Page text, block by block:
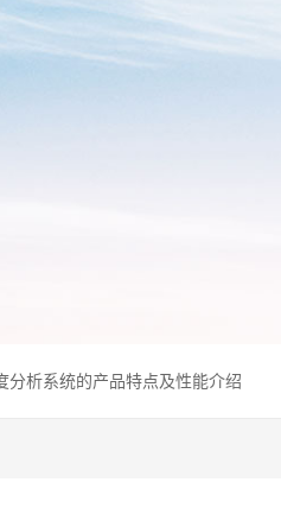
分析系统的产品特点及性能介绍